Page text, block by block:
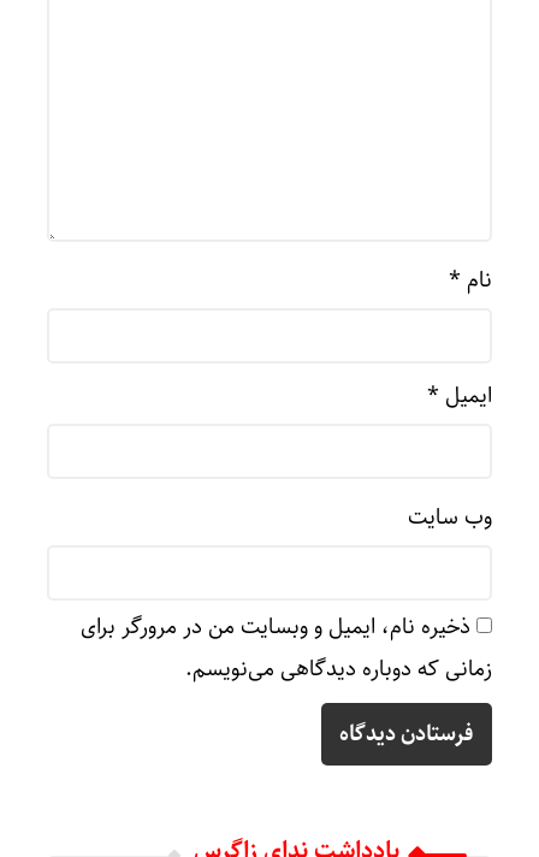
نام *
ایمیل *
وب‌ سایت
ذخیره نام، ایمیل و وبسایت من در مرورگر برای
زمانی که دوباره دیدگاهی می‌نویسم.